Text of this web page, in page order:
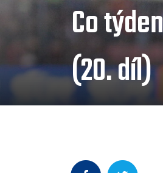
Co
(20. díl)